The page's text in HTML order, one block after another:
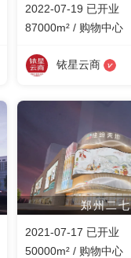
2022-07-19 已开业
87000m² / 购物中心
铱星云商
郑州二
2021-07-17 已开业
50000m² / 购物中心